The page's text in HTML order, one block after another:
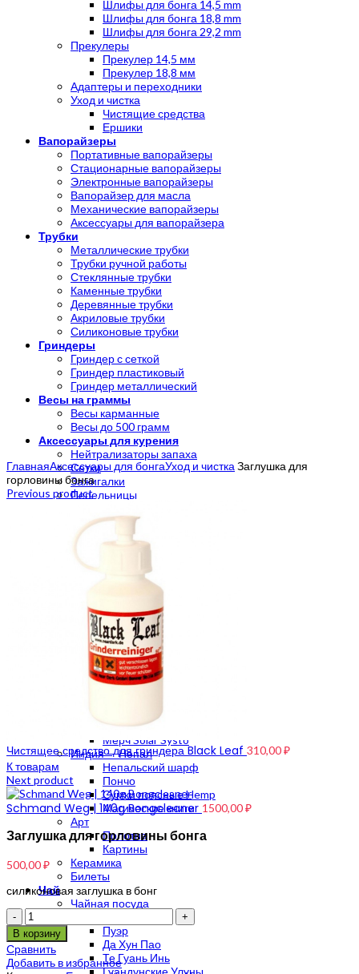
Шлифы для бонга 14,5 mm
Шлифы для бонга 18,8 mm
Шлифы для бонга 29,2 mm
Прекулеры
Прекулер 14,5 мм
Прекулер 18,8 мм
Адаптеры и переходники
Уход и чистка
Чистящие средства
Ершики
Вапорайзеры
Портативные вапорайзеры
Стационарные вапорайзеры
Электронные вапорайзеры
Вапорайзер для масла
Механические вапорайзеры
Аксессуары для вапорайзера
Трубки
Металлические трубки
Трубки ручной работы
Стеклянные трубки
Каменные трубки
Деревянные трубки
Акриловые трубки
Силиконовые трубки
Гриндеры
Гриндер с сеткой
Гриндер пластиковый
Гриндер металлический
Весы на граммы
Весы карманные
Весы до 500 грамм
Аксессуары для курения
Нейтрализаторы запаха
Сетки
Зажигалки
Пепельницы
Японские капли
CBD
CannaStyle
Хранение
Click Box
Вакуумные контейнеры
Бумажки и фильтры
Бумага для самокруток
Бланты
Конусы
Handmade
Мерч Crazybong
Мерч Anahart
Мерч Solar Systo
Индия — Непал
Непальский шарф
Пончо
Сумки поясные Hemp
Магические книги
Арт
Полотна
Картины
Керамика
Билеты
Чай
Чайная посуда
Пуэр
Да Хун Пао
Те Гуань Инь
Гуандунские Улуны
Click to enlarge
ГлавнаяАксессуары для бонгаУход и чистка Заглушка для
горловины бонга
Previous product
Чистящее средство для гриндера Black Leaf 310,00₽
К товарам
Next product
Schmand Weg | 140g Bongcleaner 1500,00₽
Заглушка для горловины бонга
500,00₽
силиконовая заглушка в бонг
Количество
В корзину
Сравнить
Добавить в избранное